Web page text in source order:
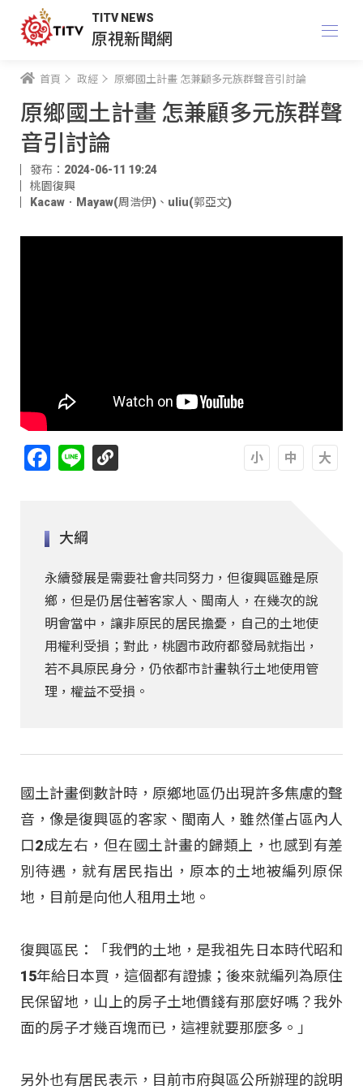
TITV NEWS
原視新聞網
首頁 政經 原鄉國土計畫 怎兼顧多元族群聲音引討論
原鄉國土計畫 怎兼顧多元族群聲
音引討論
發布：2024-06-11 19:24
桃園復興
Kacaw．Mayaw(周浩伊) 、 uliu(郭亞文)
Facebook
Line
大綱
永續發展是需要社會共同努力，但復興區雖是原
鄉，但是仍居住著客家人、閩南人，在幾次的說
明會當中，讓非原民的居民擔憂，自己的土地使
用權利受損；對此，桃園市政府都發局就指出，
若不具原民身分，仍依都市計畫執行土地使用管
理，權益不受損。
國土計畫倒數計時，原鄉地區仍出現許多焦慮的聲
音，像是復興區的客家、閩南人，雖然僅占區內人
口2成左右，但在國土計畫的歸類上，也感到有差
別待遇，就有居民指出，原本的土地被編列原保
地，目前是向他人租用土地。
復興區民：「我們的土地，是我祖先日本時代昭和
15年給日本買，這個都有證據；後來就編列為原住
民保留地，山上的房子土地價錢有那麼好嗎？我外
面的房子才幾百塊而已，這裡就要那麼多。」
另外也有居民表示，目前市府與區公所辦理的說明